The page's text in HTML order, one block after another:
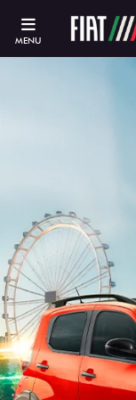
MENU
ESTOU
Versão escolhida